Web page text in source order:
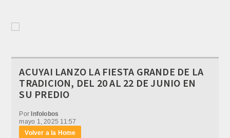
ACUYAI LANZO LA FIESTA GRANDE DE LA
TRADICION, DEL 20 AL 22 DE JUNIO EN
SU PREDIO
Por Infolobos
mayo 1, 2025 11:57
Volver a la Home